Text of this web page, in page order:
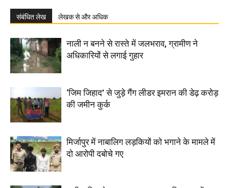
संबंधित लेख लेखक से और अधिक
नाली न बनने से रास्ते में जलभराव, ग्रामीण ने
अधिकारियों से लगाई गुहार
‘जिम जिहाद’ से जुड़े गैंग लीडर इमरान की डेढ़ करोड़
की जमीन कुर्क
मिर्जापुर में नाबालिग लड़कियों को भगाने के मामले में
दो आरोपी दबोचे गए